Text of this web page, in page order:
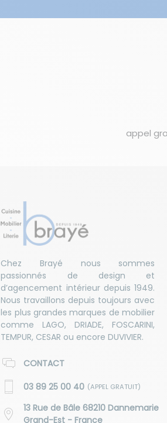
appel
Chez Brayé nous sommes
passionnés de design et
d’agencement intérieur depuis 1949.
Nous travaillons depuis toujours avec
les plus grandes marques de mobilier
comme LAGO, DRIADE, FOSCARINI,
TEMPUR, CESAR ou encore DUVIVIER.
CONTACT
03 89 25 00 40 (APPEL GRATUIT)
13 Rue de Bâle 68210 Dannemarie
Grand-Est - France